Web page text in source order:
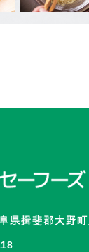
県揖斐郡大野